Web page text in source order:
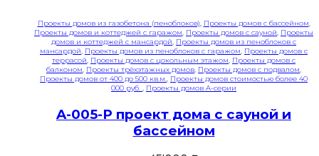
Проекты домов из газобетона (пеноблоков), Проекты домов с бассейном,
Проекты домов и коттеджей с гаражом, Проекты домов с сауной, Проекты
домов и коттеджей с мансардой, Проекты домов из пеноблоков с
мансардой, Проекты домов из пеноблоков с гаражом, Проекты домов с
террасой, Проекты домов с цокольным этажом, Проекты домов с
балконом, Проекты трёхэтажных домов, Проекты домов с подвалом,
Проекты домов от 400 до 500 кв.м., Проекты домов стоимостью более 40
000 руб. , Проекты домов A-серии
A-005-P проект дома с сауной и
бассейном